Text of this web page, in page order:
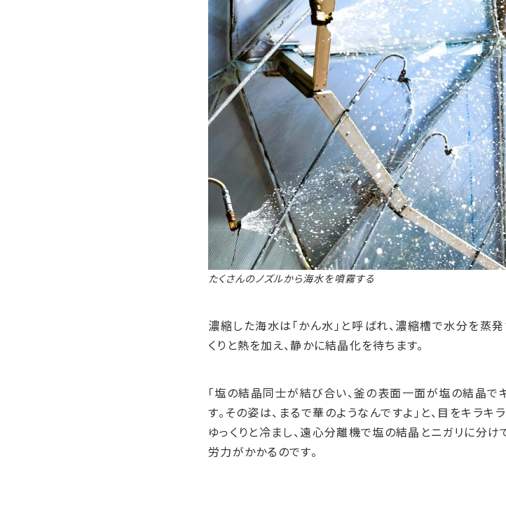
たくさんのノズルから海水を噴霧する
濃縮した海水は「かん水」と呼ばれ、濃縮槽で水分を蒸
くりと熱を加え、静かに結晶化を待ちます。
「塩の結晶同士が結び合い、釜の表面一面が塩の結晶で
す。その姿は、まるで華のようなんですよ」と、目をキラ
ゆっくりと冷まし、遠心分離機で塩の結晶とニガリに分け
労力がかかるのです。